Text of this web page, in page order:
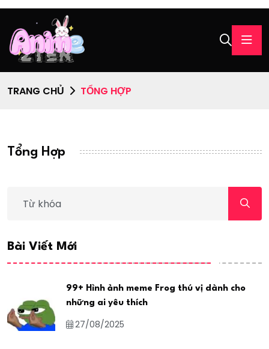
TRANG CHỦ TỔNG HỢP
Tổng Hợp
Bài Viết Mới
99+ Hình ảnh meme Frog thú vị dành cho
những ai yêu thích
27/08/2025